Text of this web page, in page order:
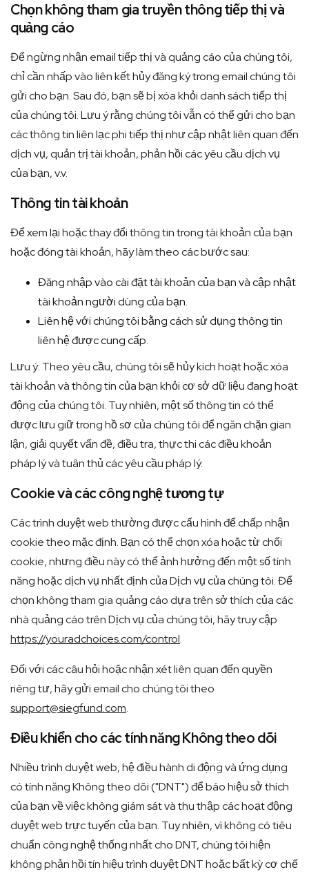
Chọn không tham gia truyền thông tiếp thị và
quảng cáo
Để ngừng nhận email tiếp thị và quảng cáo của chúng tôi,
chỉ cần nhấp vào liên kết hủy đăng ký trong email chúng tôi
gửi cho bạn. Sau đó, bạn sẽ bị xóa khỏi danh sách tiếp thị
của chúng tôi. Lưu ý rằng chúng tôi vẫn có thể gửi cho bạn
các thông tin liên lạc phi tiếp thị như cập nhật liên quan đến
dịch vụ, quản trị tài khoản, phản hồi các yêu cầu dịch vụ
của bạn, v.v.
Thông tin tài khoản
Để xem lại hoặc thay đổi thông tin trong tài khoản của bạn
hoặc đóng tài khoản, hãy làm theo các bước sau:
Đăng nhập vào cài đặt tài khoản của bạn và cập nhật
tài khoản người dùng của bạn.
Liên hệ với chúng tôi bằng cách sử dụng thông tin
liên hệ được cung cấp.
Lưu ý: Theo yêu cầu, chúng tôi sẽ hủy kích hoạt hoặc xóa
tài khoản và thông tin của bạn khỏi cơ sở dữ liệu đang hoạt
động của chúng tôi. Tuy nhiên, một số thông tin có thể
được lưu giữ trong hồ sơ của chúng tôi để ngăn chặn gian
lận, giải quyết vấn đề, điều tra, thực thi các điều khoản
pháp lý và tuân thủ các yêu cầu pháp lý.
Cookie và các công nghệ tương tự
Các trình duyệt web thường được cấu hình để chấp nhận
cookie theo mặc định. Bạn có thể chọn xóa hoặc từ chối
cookie, nhưng điều này có thể ảnh hưởng đến một số tính
năng hoặc dịch vụ nhất định của Dịch vụ của chúng tôi. Để
chọn không tham gia quảng cáo dựa trên sở thích của các
nhà quảng cáo trên Dịch vụ của chúng tôi, hãy truy cập
https://youradchoices.com/control.
Đối với các câu hỏi hoặc nhận xét liên quan đến quyền
riêng tư, hãy gửi email cho chúng tôi theo
support@siegfund.com.
Điều khiển cho các tính năng Không theo dõi
Nhiều trình duyệt web, hệ điều hành di động và ứng dụng
có tính năng Không theo dõi ("DNT") để báo hiệu sở thích
của bạn về việc không giám sát và thu thập các hoạt động
duyệt web trực tuyến của bạn. Tuy nhiên, vì không có tiêu
chuẩn công nghệ thống nhất cho DNT, chúng tôi hiện
không phản hồi tín hiệu trình duyệt DNT hoặc bất kỳ cơ chế